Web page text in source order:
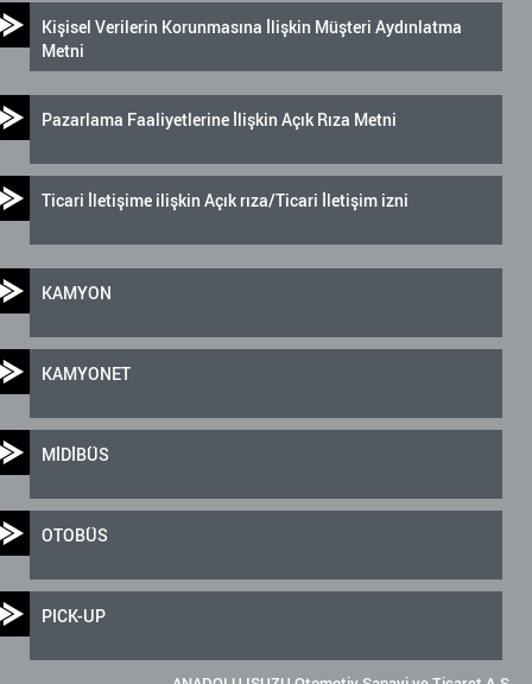
Kişisel Verilerin Korunmasına İlişkin Müşteri Aydınlatma
Metni
Pazarlama Faaliyetlerine İlişkin Açık Rıza Metni
Ticari İletişime ilişkin Açık rıza/Ticari İletişim izni
KAMYON
KAMYONET
MİDİBÜS
OTOBÜS
PICK-UP